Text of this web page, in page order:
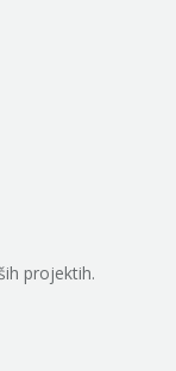
projektih.